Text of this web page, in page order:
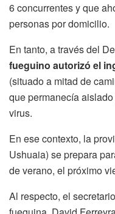
6 concurrentes y que
personas por domicilio.
En tanto, a través del
fueguino autorizó el
(situado a mitad de
que permanecía
virus.
En ese contexto, la
Ushuaia) se prepara
de verano, el próximo
Al respecto, el